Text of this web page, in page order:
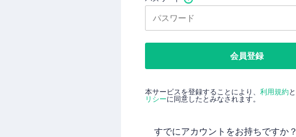
会員登録
本サービスを登録することにより、 利用規約と
リシーに同意したとみなされます。
すでにアカウントをお持ちですか？